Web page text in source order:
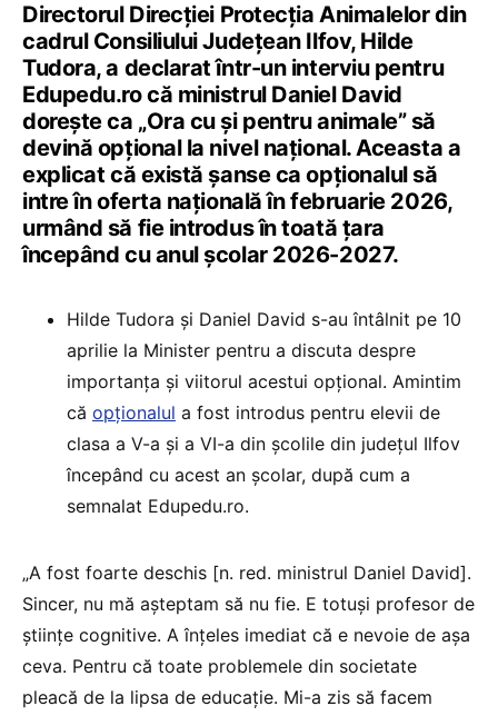
Directorul Direcției Protecția Animalelor din
cadrul Consiliului Județean Ilfov, Hilde
Tudora, a declarat într-un interviu pentru
Edupedu.ro că ministrul Daniel David
dorește ca „Ora cu și pentru animale” să
devină opțional la nivel național. Aceasta a
explicat că există șanse ca opționalul să
intre în oferta națională în februarie 2026,
urmând să fie introdus în toată țara
începând cu anul școlar 2026-2027.
Hilde Tudora și Daniel David s-au întâlnit pe 10
aprilie la Minister pentru a discuta despre
importanța și viitorul acestui opțional. Amintim
că opționalul a fost introdus pentru elevii de
clasa a V-a și a VI-a din școlile din județul Ilfov
începând cu acest an școlar, după cum a
semnalat Edupedu.ro.
„A fost foarte deschis [n. red. ministrul Daniel David].
Sincer, nu mă așteptam să nu fie. E totuși profesor de
științe cognitive. A înțeles imediat că e nevoie de așa
ceva. Pentru că toate problemele din societate
pleacă de la lipsa de educație. Mi-a zis să facem